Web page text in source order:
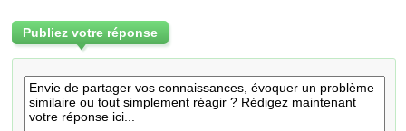
Publiez votre réponse